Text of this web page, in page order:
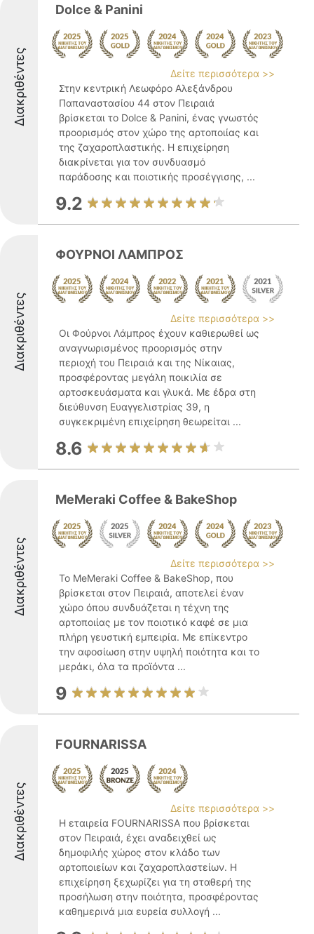
Διακριθέντες
Dolce & Panini
Δείτε περισσότερα >>
Στην κεντρική Λεωφόρο Αλεξάνδρου
Παπαναστασίου 44 στον Πειραιά
βρίσκεται το Dolce & Panini, ένας γνωστός
προορισμός στον χώρο της αρτοποιίας και
της ζαχαροπλαστικής. Η επιχείρηση
διακρίνεται για τον συνδυασμό
παράδοσης και ποιοτικής προσέγγισης, ...
9.2
Διακριθέντες
ΦΟΥΡΝΟΙ ΛΑΜΠΡΟΣ
Δείτε περισσότερα >>
Οι Φούρνοι Λάμπρος έχουν καθιερωθεί ως
αναγνωρισμένος προορισμός στην
περιοχή του Πειραιά και της Νίκαιας,
προσφέροντας μεγάλη ποικιλία σε
αρτοσκευάσματα και γλυκά. Με έδρα στη
διεύθυνση Ευαγγελιστρίας 39, η
συγκεκριμένη επιχείρηση θεωρείται ...
8.6
Διακριθέντες
MeMeraki Coffee & BakeShop
Δείτε περισσότερα >>
Το MeMeraki Coffee & BakeShop, που
βρίσκεται στον Πειραιά, αποτελεί έναν
χώρο όπου συνδυάζεται η τέχνη της
αρτοποιίας με τον ποιοτικό καφέ σε μια
πλήρη γευστική εμπειρία. Με επίκεντρο
την αφοσίωση στην υψηλή ποιότητα και το
μεράκι, όλα τα προϊόντα ...
9
Διακριθέντες
FOURNARISSA
Δείτε περισσότερα >>
Η εταιρεία FOURNARISSA που βρίσκεται
στον Πειραιά, έχει αναδειχθεί ως
δημοφιλής χώρος στον κλάδο των
αρτοποιείων και ζαχαροπλαστείων. Η
επιχείρηση ξεχωρίζει για τη σταθερή της
προσήλωση στην ποιότητα, προσφέροντας
καθημερινά μια ευρεία συλλογή ...